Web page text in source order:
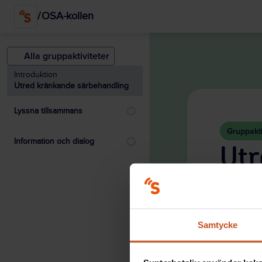
Samtycke
/OSA-kollen
Alla gruppaktiviteter
Introduktion
Utred kränkande särbehandling
Lyssna tillsammans
Information och dialog
Vill ni
Här får
svar på